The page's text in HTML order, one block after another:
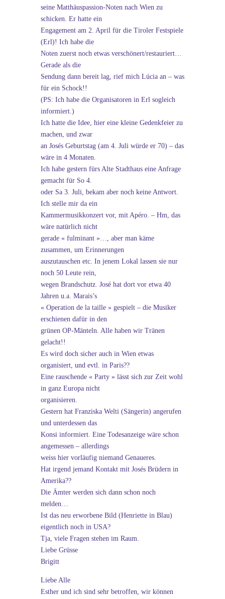
seine Matthäuspassion-Noten nach Wien zu
schicken. Er hatte ein
Engagement am 2. April für die Tiroler Festspiele
(Erl)! Ich habe die
Noten zuerst noch etwas verschönert/restauriert…
Gerade als die
Sendung dann bereit lag, rief mich Lúcia an – was
für ein Schock!!
(PS: Ich habe die Organisatoren in Erl sogleich
informiert.)
Ich hatte die Idee, hier eine kleine Gedenkfeier zu
machen, und zwar
an Josés Geburtstag (am 4. Juli würde er 70) – das
wäre in 4 Monaten.
Ich habe gestern fürs Alte Stadthaus eine Anfrage
gemacht für So 4.
oder Sa 3. Juli, bekam aber noch keine Antwort.
Ich stelle mir da ein
Kammermusikkonzert vor, mit Apéro. – Hm, das
wäre natürlich nicht
gerade « fulminant »…, aber man käme
zusammen, um Erinnerungen
auszutauschen etc. In jenem Lokal lassen sie nur
noch 50 Leute rein,
wegen Brandschutz. José hat dort vor etwa 40
Jahren u.a. Marais’s
« Operation de la taille » gespielt – die Musiker
erschienen dafür in den
grünen OP-Mänteln. Alle haben wir Tränen
gelacht!!
Es wird doch sicher auch in Wien etwas
organisiert, und evtl. in Paris??
Eine rauschende « Party » lässt sich zur Zeit wohl
in ganz Europa nicht
organisieren.
Gestern hat Franziska Welti (Sängerin) angerufen
und unterdessen das
Konsi informiert. Eine Todesanzeige wäre schon
angemessen – allerdings
weiss hier vorläufig niemand Genaueres.
Hat irgend jemand Kontakt mit Josés Brüdern in
Amerika??
Die Ämter werden sich dann schon noch
melden…
Ist das neu erworbene Bild (Henriette in Blau)
eigentlich noch in USA?
Tja, viele Fragen stehen im Raum.
Liebe Grüsse
Brigitt
Liebe Alle
Esther und ich sind sehr betroffen, wir können